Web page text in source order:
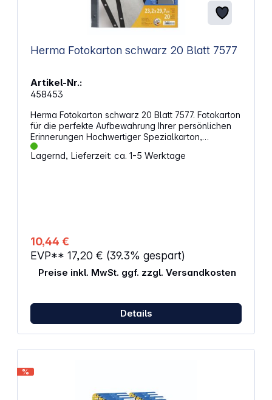
Herma Fotokarton schwarz 20 Blatt 7577
Artikel-Nr.:
458453
Herma Fotokarton schwarz 20 Blatt 7577. Fotokarton
für die perfekte Aufbewahrung Ihrer persönlichen
Erinnerungen Hochwertiger Spezialkarton,
sulfatfrei, absolut fototauglich Angeklebtes
Schutzblatt aus strukturiertem Pergaminpapier
Lagernd, Lieferzeit: ca. 1-5 Werktage
10,44 €
EVP** 17,20 € (39.3% gespart)
Preise inkl. MwSt. ggf. zzgl. Versandkosten
Details
%